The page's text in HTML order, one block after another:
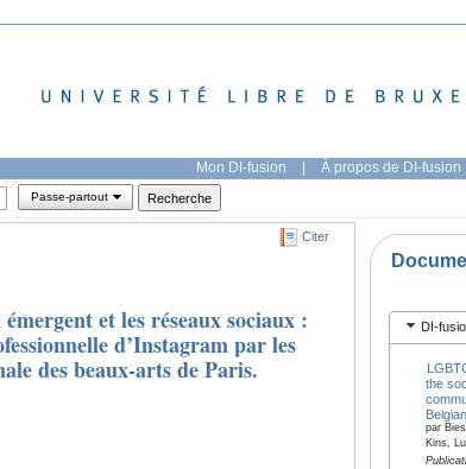
Mon DI-fusion | À propos de DI-fusion
Passe-partout
Citer
et les réseaux sociaux :
d’Instagram par les
des beaux-arts de Paris.
DI-
the
par
Kins,